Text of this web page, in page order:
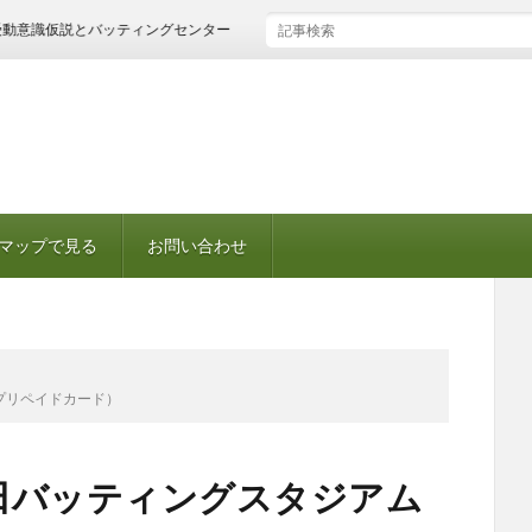
ップで見る お問い合わせ
説とバッティングセンター
ペイドカード）
ッティングスタジアム